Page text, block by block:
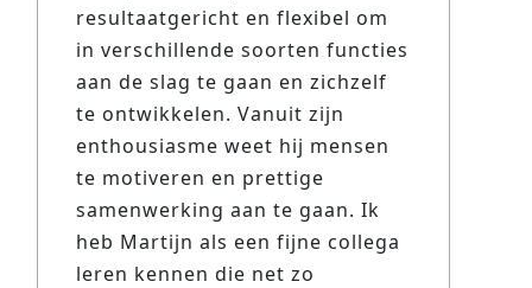
resultaatgericht en flexibel om
in verschillende soorten functies
aan de slag te gaan en zichzelf
te ontwikkelen. Vanuit zijn
enthousiasme weet hij mensen
te motiveren en prettige
samenwerking aan te gaan. Ik
heb Martijn als een fijne collega
leren kennen die net zo